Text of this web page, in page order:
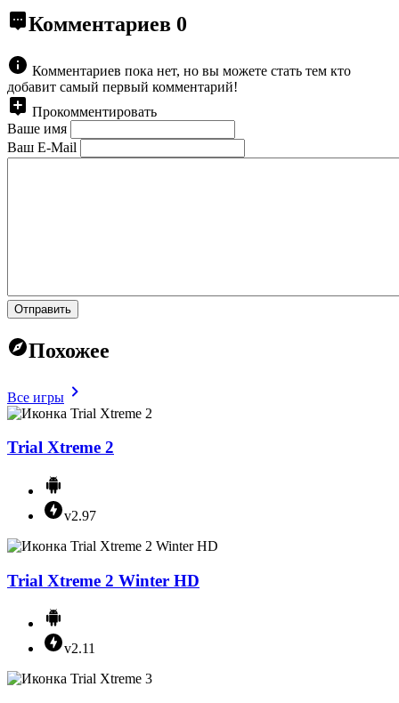
Комментариев 0
Комментариев пока нет, но вы можете стать тем кто
добавит самый первый комментарий!
Прокомментировать
Ваше имя
Ваш E-Mail
Отправить
Похожее
Все игры
Trial Xtreme 2
v2.97
Trial Xtreme 2 Winter HD
v2.11